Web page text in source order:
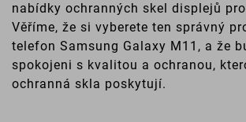
nabídky ochranných skel displejů
Věříme, že si vyberete ten správný
telefon Samsung Galaxy M11, a že
spokojeni s kvalitou a ochranou,
ochranná skla poskytují.